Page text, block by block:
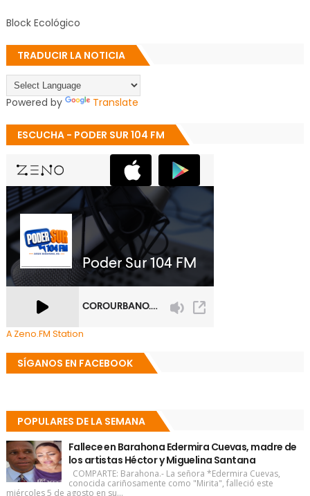
Block Ecológico
TRADUCIR LA NOTICIA
Powered by Translate
ESCUCHA - PODER SUR 104 FM
A Zeno.FM Station
SÍGANOS EN FACEBOOK
POPULARES DE LA SEMANA
Fallece en Barahona Edermira Cuevas, madre de
los artistas Héctor y Miguelina Santana
COMPARTE: Barahona.- La señora *Edermira Cuevas,
conocida cariñosamente como "Mirita", falleció este
miércoles 5 de agosto en su...